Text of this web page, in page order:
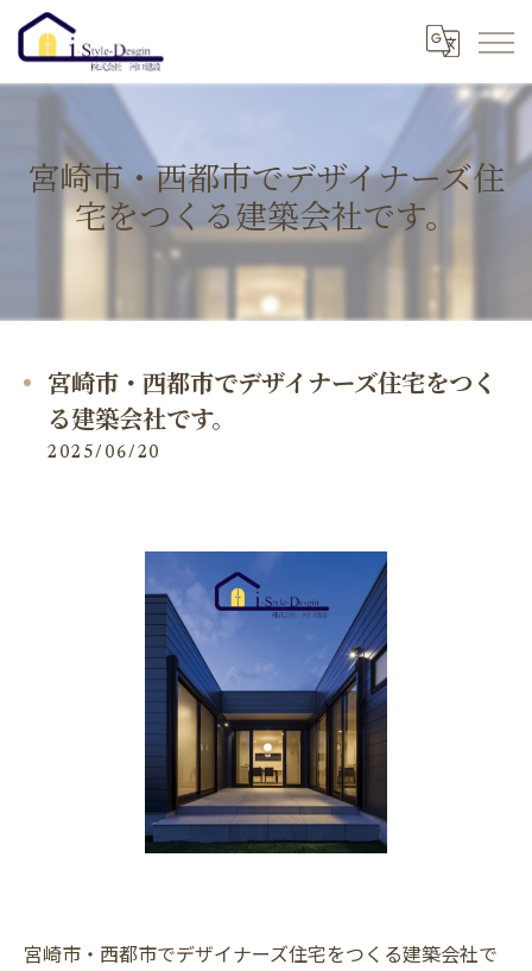
宮崎市・西都市でデザイナーズ住
宅をつくる建築会社です。
宮崎市・西都市でデザイナーズ住宅をつく
る建築会社です。
2025/06/20
宮崎市・西都市でデザイナーズ住宅をつくる建築会社で